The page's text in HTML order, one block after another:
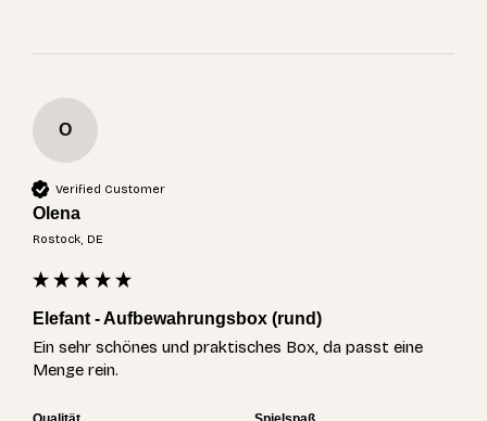
O
Verified Customer
Olena
Rostock, DE
Elefant - Aufbewahrungsbox (rund)
Ein sehr schönes und praktisches Box, da passt eine
Menge rein.